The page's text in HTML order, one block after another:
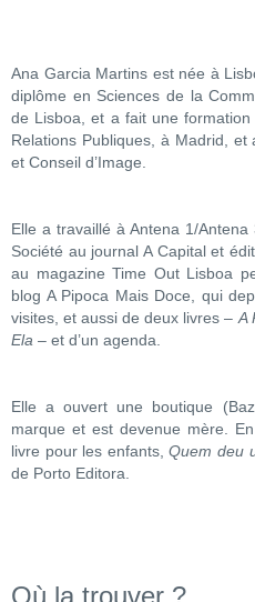
Ana Garcia Martins est née à
diplôme en Sciences de la
de Lisboa, et a fait une
Relations Publiques, à Madrid,
et Conseil d’Image.
Elle a travaillé à Antena 1/
Société au journal A Capital et
au magazine Time Out Lisboa
blog A Pipoca Mais Doce, qui
visites, et aussi de deux livres –A
Ela – et d’un agenda.
Elle a ouvert une boutique
marque et est devenue mère.
livre pour les enfants,Quem deu
de Porto Editora.